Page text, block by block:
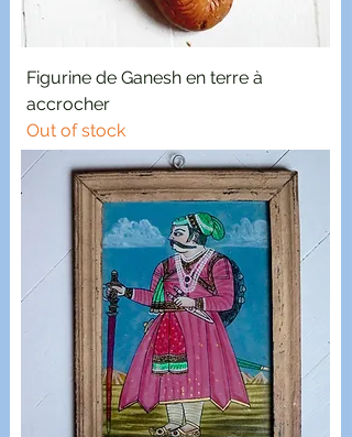
Figurine de Ganesh en terre à
accrocher
Out of stock